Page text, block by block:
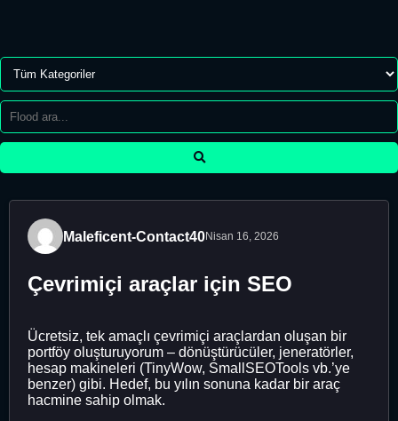
Maleficent-Contact40Nisan 16, 2026
Çevrimiçi araçlar için SEO
Ücretsiz, tek amaçlı çevrimiçi araçlardan oluşan bir
portföy oluşturuyorum – dönüştürücüler, jeneratörler,
hesap makineleri (TinyWow, SmallSEOTools vb.’ye
benzer) gibi. Hedef, bu yılın sonuna kadar bir araç
hacmine sahip olmak.